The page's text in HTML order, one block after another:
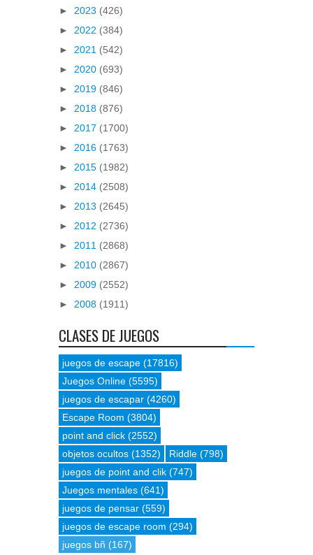
► 2023 (426)
► 2022 (384)
► 2021 (542)
► 2020 (693)
► 2019 (846)
► 2018 (876)
► 2017 (1700)
► 2016 (1763)
► 2015 (1982)
► 2014 (2508)
► 2013 (2645)
► 2012 (2736)
► 2011 (2868)
► 2010 (2867)
► 2009 (2552)
► 2008 (1911)
CLASES DE JUEGOS
juegos de escape (17816)
Juegos Online (5595)
juegos de escapar (4260)
Escape Room (3804)
point and click (2552)
objetos ocultos (1352) Riddle (798)
juegos de point and clik (747)
Juegos mentales (641)
juegos de pensar (559)
juegos de escape room (294)
juegos bñ (167)